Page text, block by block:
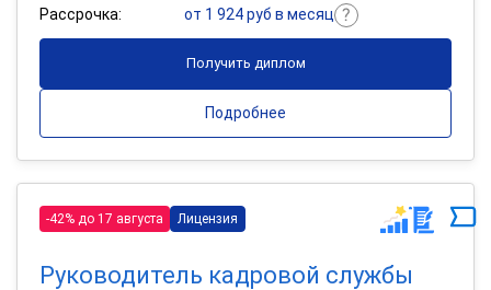
Рассрочка:
от 1 924 руб в месяц
Получить диплом
Подробнее
-42% до 17 августа Лицензия
Руководитель кадровой службы